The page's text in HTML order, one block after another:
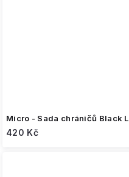
Micro - Sada chráničů Black L
420 Kč